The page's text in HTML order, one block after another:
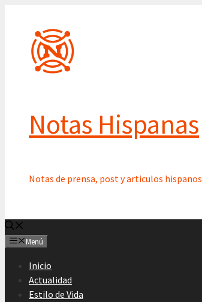
contenido
Notas Hispanas
Notas de prensa, post y articulos hispanos
Menú
Inicio
Actualidad
Estilo de Vida